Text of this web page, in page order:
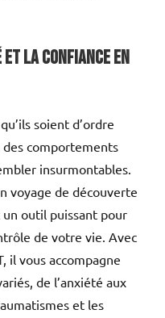
et la Confiance en
soient d’ordre
comportements
insurmontables.
voyage de découverte
outil puissant pour
de votre vie. Avec
il vous accompagne
de l’anxiété aux
et les